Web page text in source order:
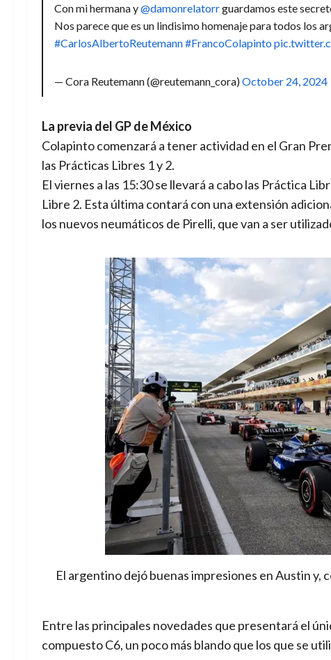
Con mi hermana y@damonrelatorrguardamos este
Nos parece que es un lindisimo homenaje para todos los
#CarlosAlbertoReutemann#FrancoColapinto
— Cora Reutemann (@reutemann_cora)October 24, 2024
La previa del GP de México
Colapinto comenzará a tener actividad en el Gran
las Prácticas Libres 1 y 2.
El viernes a las 15:30 se llevará a cabo las Práctica
Libre 2. Esta última contará con una extensión
los nuevos neumáticos de Pirelli, que van a ser
El argentino dejó buenas impresiones en Austin y,
Entre las principales novedades que presentará el
compuesto C6, un poco más blando que los que se